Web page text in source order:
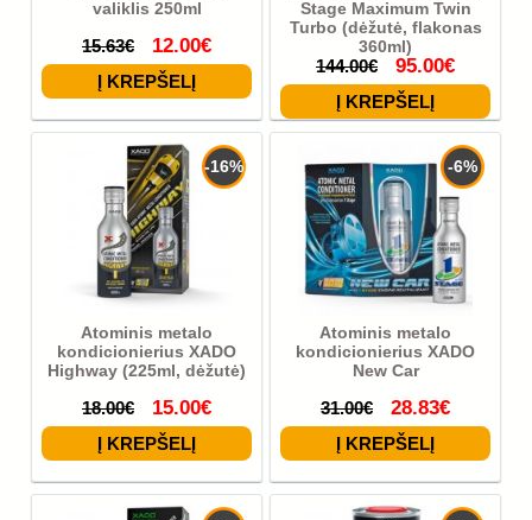
valiklis 250ml
15.63€ 12.00€
Stage Maximum Twin
Turbo (dėžutė, flakonas
360ml)
144.00€ 95.00€
-16%
Atominis metalo
kondicionierius XADO
Highway (225ml, dėžutė)
18.00€ 15.00€
-6%
Atominis metalo
kondicionierius XADO
New Car
31.00€ 28.83€